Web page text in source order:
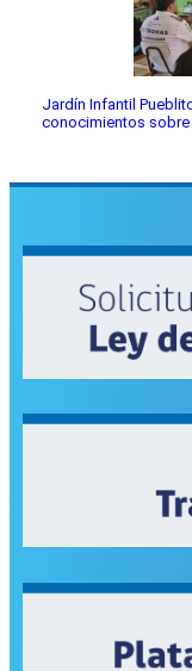
Jardín Infantil
conocimientos